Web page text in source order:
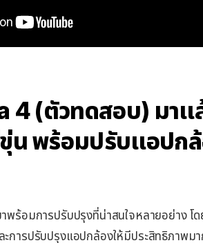
4 (ตัวทดสอบ) มา
ขุ่น พร้อมปรับแอปก
พร้อมการปรับปรุงที่น่าสนใจหลายอย่าง โ
ะการปรับปรุงแอปกล้องให้มีประสิทธิภาพม